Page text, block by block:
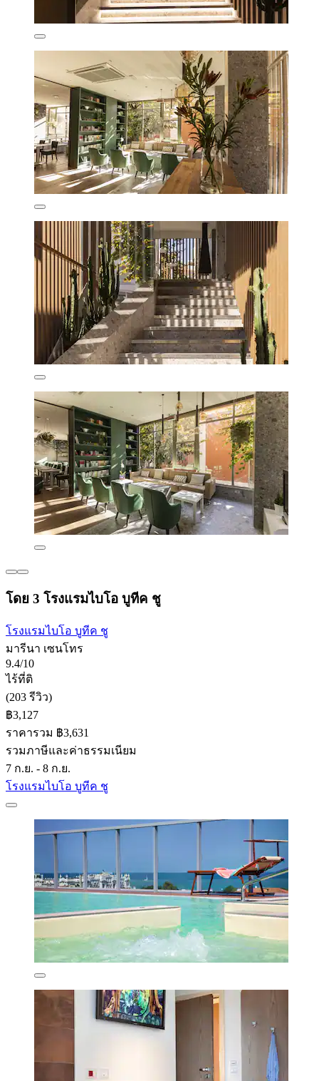
โดย 3 โรงแรมไบโอ บูทีค ชู
โรงแรมไบโอ บูทีค ชู
มารีนา เซนโทร
9.4/10
ไร้ที่ติ
(203 รีวิว)
฿3,127
ราคารวม ฿3,631
รวมภาษีและค่าธรรมเนียม
7 ก.ย. - 8 ก.ย.
โรงแรมไบโอ บูทีค ชู